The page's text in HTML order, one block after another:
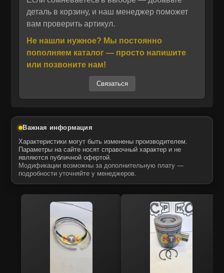
Отправить
Даю своё согласие на обработку персональных данных.
Политика конфиденциальности
Отправить
Даю своё согласие на обработку персональных данных.
Политика конфиденциальности
IVECO 500391476
METELLI 01‑2803
FRECCIA G11339
AE VAG96335
TRW Engine Component 81‑17135
Поставщик MCP предлагает
высококачественные запасные части для
OEM‑предприятиях США, Европы, Азии и
соответствуют техническим требованиям
оригинального производителя и гарантируют
надёжную работу агрегата.
Запчасти поставляются компанией MTK,
официальным дистрибьютором ITR USCO в
России. Продукция MTK отвечает
OEM‑стандартам, полностью совместима с
оригинальными агрегатами, обладает
оптимальным соотношением цены и
ресурса, а также доступна со склада для
деталь в корзину, и наш менеджер поможет
вам проверить артикул.
Не нашли нужное? Мы постоянно
пополняем каталог — просто напишите
или позвоните нам!
Связаться
Важная информация
Характеристики могут быть изменены производителем.
Параметры на сайте носят справочный характер и не
являются публичной офертой.
Модификации возможны за дополнительную плату —
подробности уточняйте у менеджеров.